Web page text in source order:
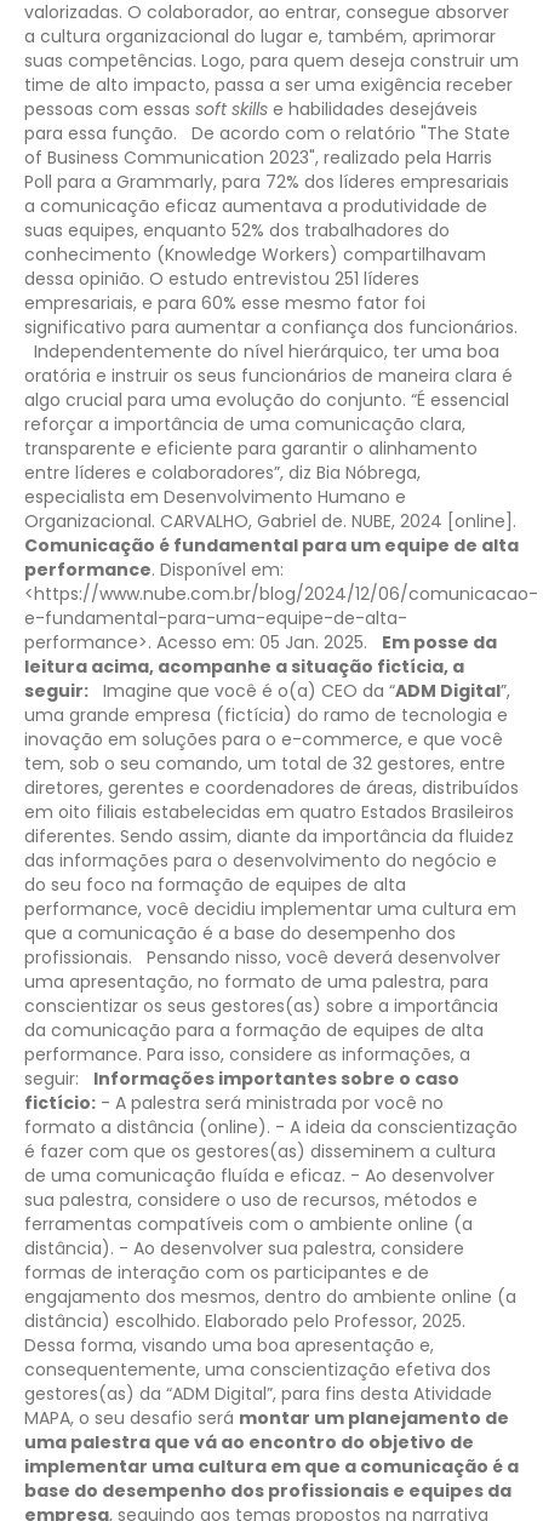
valorizadas. O colaborador, ao entrar, consegue absorver
a cultura organizacional do lugar e, também, aprimorar
suas competências. Logo, para quem deseja construir um
time de alto impacto, passa a ser uma exigência receber
pessoas com essas soft skills e habilidades desejáveis
para essa função.
De acordo com o relatório "The State
of Business Communication 2023", realizado pela Harris
Poll para a Grammarly, para 72% dos líderes empresariais
a comunicação eficaz aumentava a produtividade de
suas equipes, enquanto 52% dos trabalhadores do
conhecimento (Knowledge Workers) compartilhavam
dessa opinião. O estudo entrevistou 251 líderes
empresariais, e para 60% esse mesmo fator foi
significativo para aumentar a confiança dos funcionários.
Independentemente do nível hierárquico, ter uma boa
oratória e instruir os seus funcionários de maneira clara é
algo crucial para uma evolução do conjunto. “É essencial
reforçar a importância de uma comunicação clara,
transparente e eficiente para garantir o alinhamento
entre líderes e colaboradores”, diz Bia Nóbrega,
especialista em Desenvolvimento Humano e
Organizacional. CARVALHO, Gabriel de. NUBE, 2024 [online].
Comunicação é fundamental para um equipe de alta
performance. Disponível em:
<https://www.nube.com.br/blog/2024/12/06/comunicacao-
e-fundamental-para-uma-equipe-de-alta-
performance>. Acesso em: 05 Jan. 2025.
Em posse da
leitura acima, acompanhe a situação fictícia, a
seguir: Imagine que você é o(a) CEO da “ADM Digital”,
uma grande empresa (fictícia) do ramo de tecnologia e
inovação em soluções para o e-commerce, e que você
tem, sob o seu comando, um total de 32 gestores, entre
diretores, gerentes e coordenadores de áreas, distribuídos
em oito filiais estabelecidas em quatro Estados Brasileiros
diferentes. Sendo assim, diante da importância da fluidez
das informações para o desenvolvimento do negócio e
do seu foco na formação de equipes de alta
performance, você decidiu implementar uma cultura em
que a comunicação é a base do desempenho dos
profissionais.
Pensando nisso, você deverá desenvolver
uma apresentação, no formato de uma palestra, para
conscientizar os seus gestores(as) sobre a importância
da comunicação para a formação de equipes de alta
performance. Para isso, considere as informações, a
seguir:
Informações importantes sobre o caso
fictício: - A palestra será ministrada por você no
formato a distância (online). - A ideia da conscientização
é fazer com que os gestores(as) disseminem a cultura
de uma comunicação fluída e eficaz. - Ao desenvolver
sua palestra, considere o uso de recursos, métodos e
ferramentas compatíveis com o ambiente online (a
distância). - Ao desenvolver sua palestra, considere
formas de interação com os participantes e de
engajamento dos mesmos, dentro do ambiente online (a
distância) escolhido. Elaborado pelo Professor, 2025.
Dessa forma, visando uma boa apresentação e,
consequentemente, uma conscientização efetiva dos
gestores(as) da “ADM Digital”, para fins desta Atividade
MAPA, o seu desafio será montar um planejamento de
uma palestra que vá ao encontro do objetivo de
implementar uma cultura em que a comunicação é a
base do desempenho dos profissionais e equipes da
empresa, seguindo aos temas propostos na narrativa